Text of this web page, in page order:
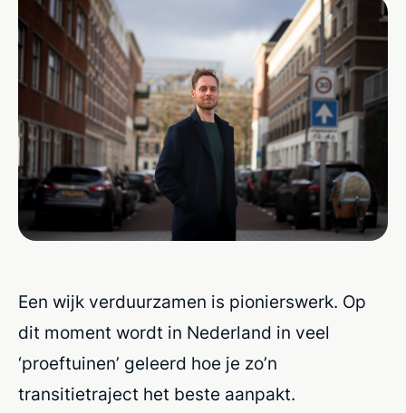
Een wijk verduurzamen is pionierswerk. Op
dit moment wordt in Nederland in veel
‘proeftuinen’ geleerd hoe je zo’n
transitietraject het beste aanpakt.